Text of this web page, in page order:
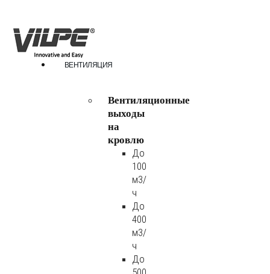
ВЕНТИЛЯЦИЯ
Вентиляционные
выходы
на
кровлю
До
100
м3/
ч
До
400
м3/
ч
До